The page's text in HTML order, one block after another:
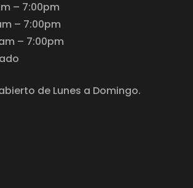
– 7:00pm
– 7:00pm
– 7:00pm
de Lunes a Domingo.